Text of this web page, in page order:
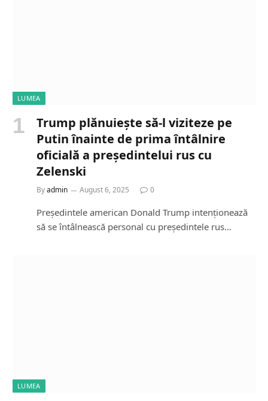
LUMEA
Trump plănuiește să-l viziteze pe
Putin înainte de prima întâlnire
oficială a președintelui rus cu
Zelenski
Byadmin August 6, 2025 0
Președintele american Donald Trump intenționează
să se întâlnească personal cu președintele rus…
LUMEA